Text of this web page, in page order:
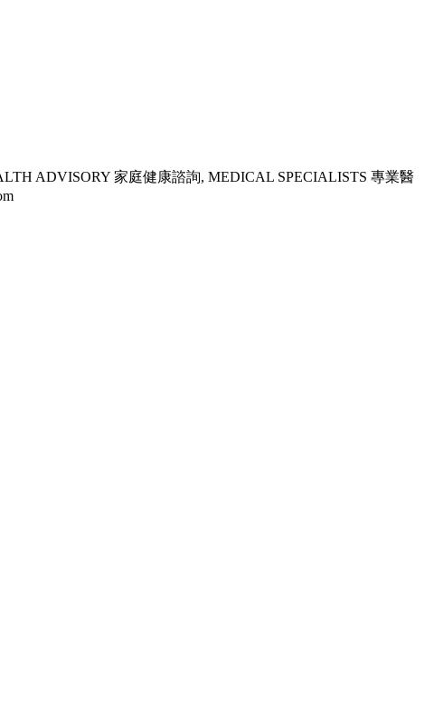
ADVISORY 家庭健康諮詢, MEDICAL SPECIALISTS 專業醫